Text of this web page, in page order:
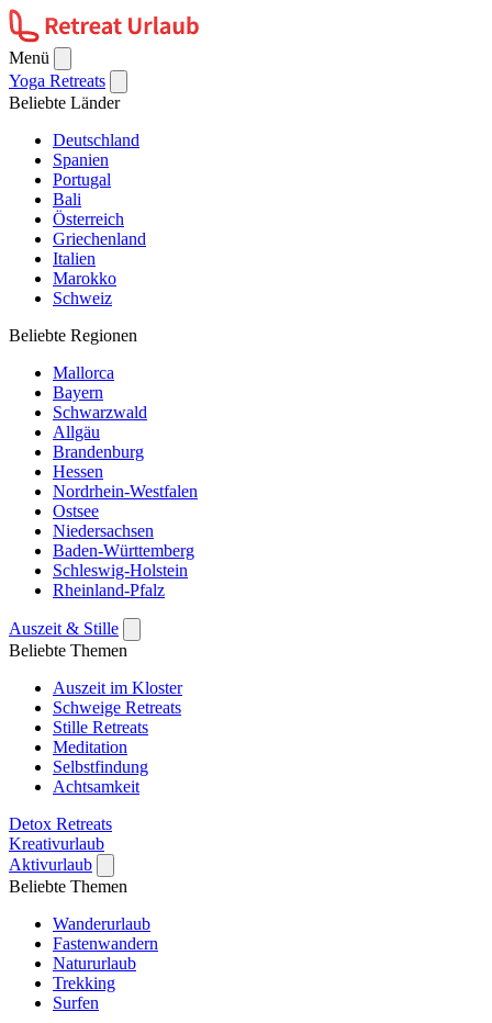
Menü
Yoga Retreats
Beliebte Länder
Deutschland
Spanien
Portugal
Bali
Österreich
Griechenland
Italien
Marokko
Schweiz
Beliebte Regionen
Mallorca
Bayern
Schwarzwald
Allgäu
Brandenburg
Hessen
Nordrhein-Westfalen
Ostsee
Niedersachsen
Baden-Württemberg
Schleswig-Holstein
Rheinland-Pfalz
Auszeit & Stille
Beliebte Themen
Auszeit im Kloster
Schweige Retreats
Stille Retreats
Meditation
Selbstfindung
Achtsamkeit
Detox Retreats
Kreativurlaub
Aktivurlaub
Beliebte Themen
Wanderurlaub
Fastenwandern
Natururlaub
Trekking
Surfen